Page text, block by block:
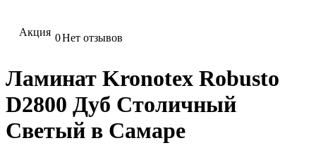
Акция 0Нет отзывов
Ламинат Kronotex Robusto
D2800 Дуб Столичный
Светый в Самаре